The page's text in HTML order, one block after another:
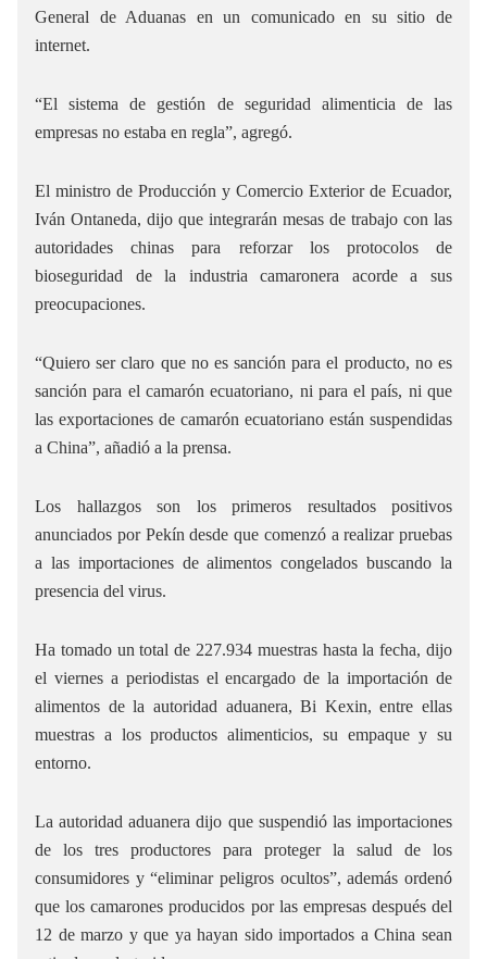
General de Aduanas en un comunicado en su sitio de
internet.
“El sistema de gestión de seguridad alimenticia de las
empresas no estaba en regla”, agregó.
El ministro de Producción y Comercio Exterior de Ecuador,
Iván Ontaneda, dijo que integrarán mesas de trabajo con las
autoridades chinas para reforzar los protocolos de
bioseguridad de la industria camaronera acorde a sus
preocupaciones.
“Quiero ser claro que no es sanción para el producto, no es
sanción para el camarón ecuatoriano, ni para el país, ni que
las exportaciones de camarón ecuatoriano están suspendidas
a China”, añadió a la prensa.
Los hallazgos son los primeros resultados positivos
anunciados por Pekín desde que comenzó a realizar pruebas
a las importaciones de alimentos congelados buscando la
presencia del virus.
Ha tomado un total de 227.934 muestras hasta la fecha, dijo
el viernes a periodistas el encargado de la importación de
alimentos de la autoridad aduanera, Bi Kexin, entre ellas
muestras a los productos alimenticios, su empaque y su
entorno.
La autoridad aduanera dijo que suspendió las importaciones
de los tres productores para proteger la salud de los
consumidores y “eliminar peligros ocultos”, además ordenó
que los camarones producidos por las empresas después del
12 de marzo y que ya hayan sido importados a China sean